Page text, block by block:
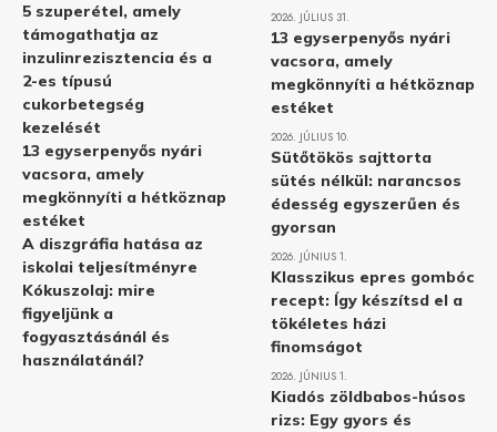
5 szuperétel, amely
támogathatja az
inzulinrezisztencia és a
2-es típusú
cukorbetegség
kezelését
13 egyserpenyős nyári
vacsora, amely
megkönnyíti a hétköznap
estéket
A diszgráfia hatása az
iskolai teljesítményre
Kókuszolaj: mire
figyeljünk a
fogyasztásánál és
használatánál?
2026. JÚLIUS 31.
13 egyserpenyős nyári
vacsora, amely
megkönnyíti a hétköznap
estéket
2026. JÚLIUS 10.
Sütőtökös sajttorta
sütés nélkül: narancsos
édesség egyszerűen és
gyorsan
2026. JÚNIUS 1.
Klasszikus epres gombóc
recept: Így készítsd el a
tökéletes házi
finomságot
2026. JÚNIUS 1.
Kiadós zöldbabos-húsos
rizs: Egy gyors és